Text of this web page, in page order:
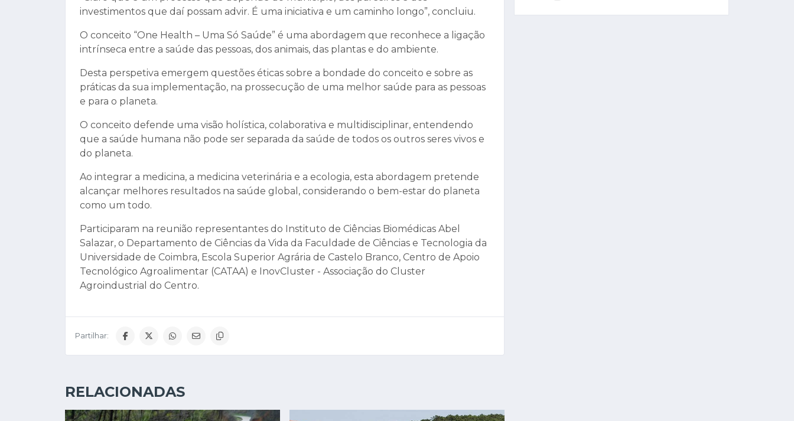
investimentos que daí possam advir. É uma iniciativa e um caminho longo”, concluiu.
O conceito “One Health – Uma Só Saúde” é uma abordagem que reconhece a ligação
intrínseca entre a saúde das pessoas, dos animais, das plantas e do ambiente.
Desta perspetiva emergem questões éticas sobre a bondade do conceito e sobre as
práticas da sua implementação, na prossecução de uma melhor saúde para as pessoas
e para o planeta.
O conceito defende uma visão holística, colaborativa e multidisciplinar, entendendo
que a saúde humana não pode ser separada da saúde de todos os outros seres vivos e
do planeta.
Ao integrar a medicina, a medicina veterinária e a ecologia, esta abordagem pretende
alcançar melhores resultados na saúde global, considerando o bem-estar do planeta
como um todo.
Participaram na reunião representantes do Instituto de Ciências Biomédicas Abel
Salazar, o Departamento de Ciências da Vida da Faculdade de Ciências e Tecnologia da
Universidade de Coimbra, Escola Superior Agrária de Castelo Branco, Centro de Apoio
Tecnológico Agroalimentar (CATAA) e InovCluster - Associação do Cluster
Agroindustrial do Centro.
Partilhar:
RELACIONADAS